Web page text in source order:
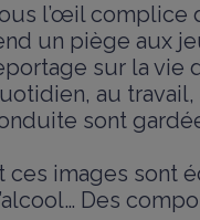
l’œil complice
un piège aux
sur la vie
au
sont
ces images sont
Des